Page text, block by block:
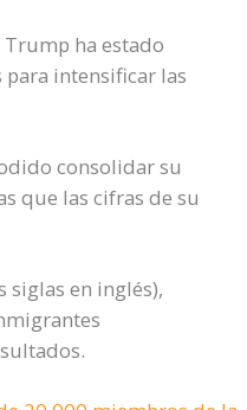
ha estado
intensificar las
consolidar su
que las cifras de su
siglas en inglés),